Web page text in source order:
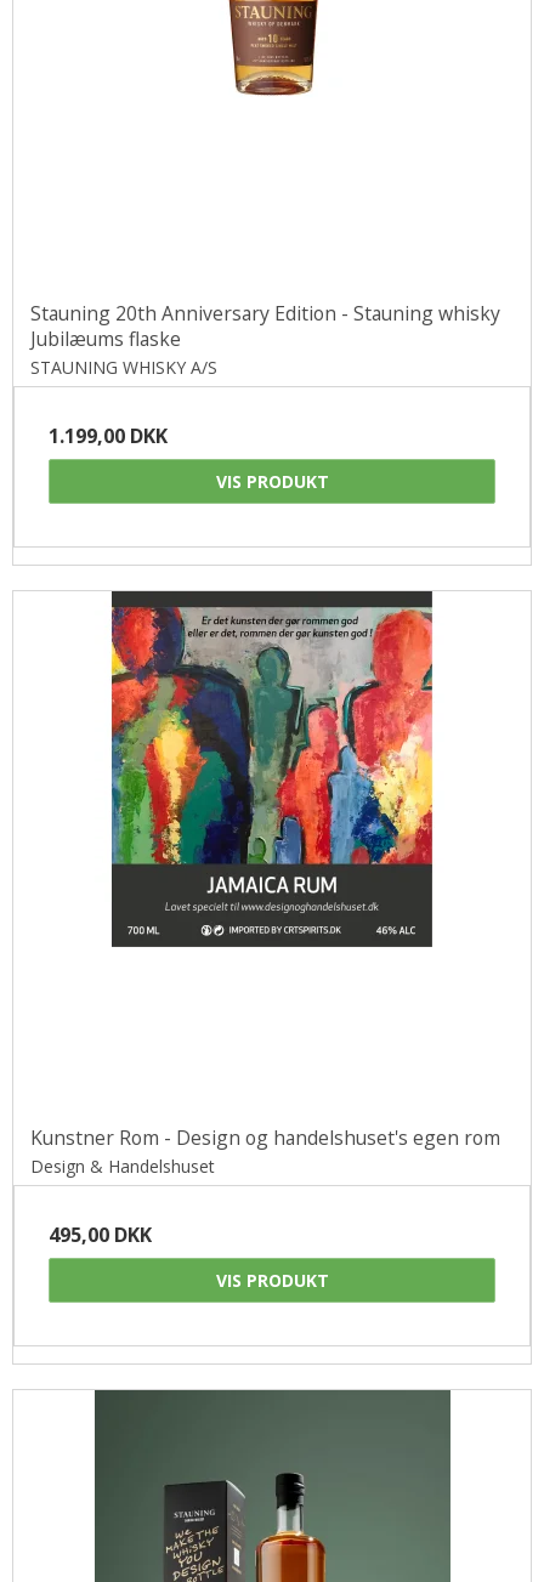
Stauning 20th Anniversary Edition - Stauning whisky
Jubilæums flaske
STAUNING WHISKY A/S
1.199,00 DKK
VIS PRODUKT
Kunstner Rom - Design og handelshuset's egen rom
Design & Handelshuset
495,00 DKK
VIS PRODUKT